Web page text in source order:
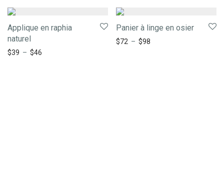
Applique en raphia
naturel
$39 – $46
Panier à linge en osier
$72 – $98